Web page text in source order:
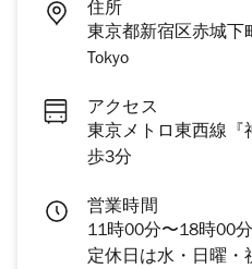
住所
東京都新宿区赤城下
Tokyo
アクセス
東京メトロ東西線『
歩3分
営業時間
11時00分〜18時00
定休日は水・日曜・